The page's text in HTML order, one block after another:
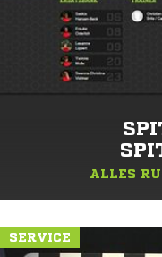
ALLES
SERVICE